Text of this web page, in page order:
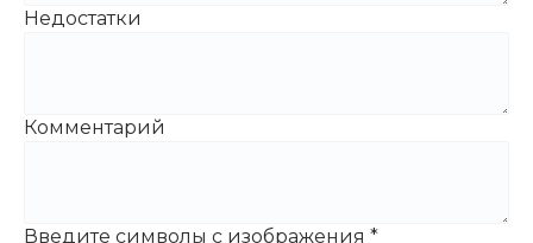
Недостатки
Комментарий
Введите символы с изображения *